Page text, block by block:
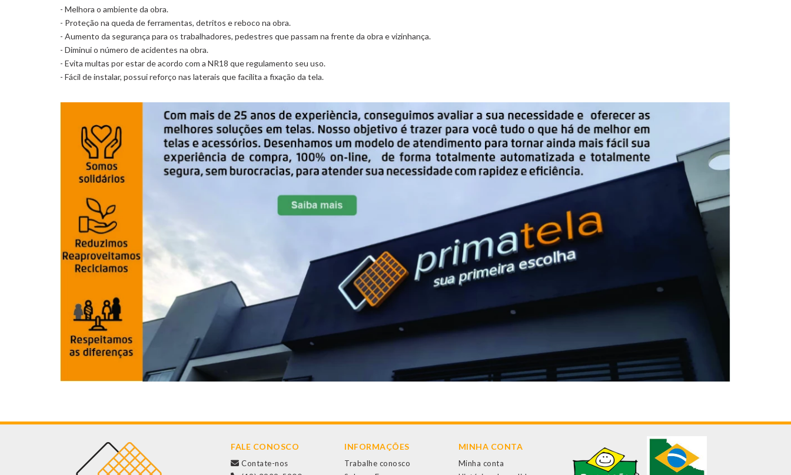
- Melhora o ambiente da obra.
- Proteção na queda de ferramentas, detritos e reboco na obra.
- Aumento da segurança para os trabalhadores, pedestres que passam na frente da obra e vizinhança.
- Diminui o número de acidentes na obra.
- Evita multas por estar de acordo com a NR18 que regulamento seu uso.
- Fácil de instalar, possui reforço nas laterais que facilita a fixação da tela.
FALE CONOSCO
Contate-nos
INFORMAÇÕES
Trabalhe conosco
MINHA CONTA
Minha conta